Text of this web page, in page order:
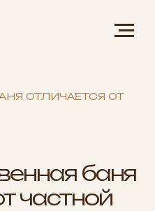
ОТЛИЧАЕТСЯ ОТ
баня
частной